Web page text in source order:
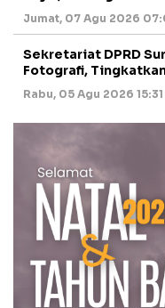
Jumat, 07 Agu 2026
Sekretariat DPRD
Fotografi,
Rabu, 05 Agu 2026 15:31